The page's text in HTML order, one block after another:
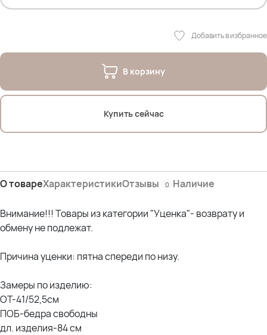
Добавить в избранное
В корзину
Купить сейчас
О товареХарактеристикиОтзывы 0 Наличие
Внимание!!! Товары из категории "Уценка"- возврату и
обмену не подлежат.
Причина уценки: пятна спереди по низу.
Замеры по изделию:
ОТ-41/52,5см
ПОБ-бедра свободны
дл. изделия-84 см